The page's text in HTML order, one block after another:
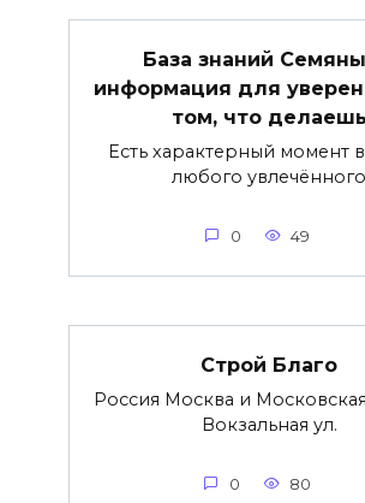
База знаний
информация для
том, что делаешь
Есть характерный момент
любого увлечённого
0 49
Строй Благо
Россия Москва и
Вокзальная ул.
0 80